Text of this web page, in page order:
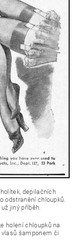
depilačních
odstranění chloupků.
jiný příběh.
holení chloupků na
vlasů šamponem či